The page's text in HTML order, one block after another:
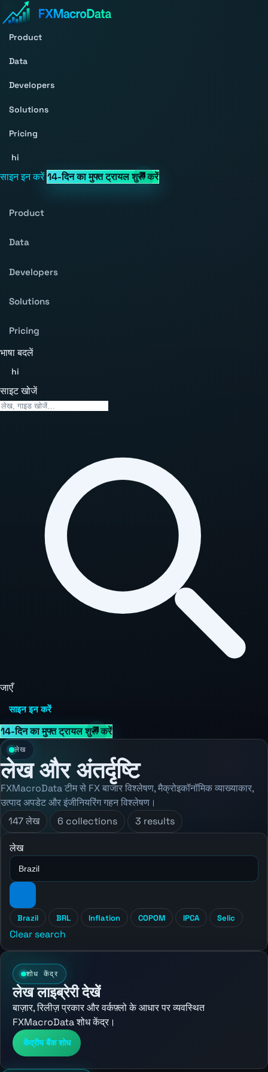
Product
Data
Developers
Solutions
Pricing
hi
साइन इन करें 14-दिन का मुफ्त ट्रायल शुरू करें
Product
Data
Developers
Solutions
Pricing
भाषा बदलें
hi
साइट खोजें
जाएँ
साइन इन करें
14-दिन का मुफ्त ट्रायल शुरू करें
लेख
लेख और अंतर्दृष्टि
FXMacroData टीम से FX बाजार विश्लेषण, मैक्रोइकॉनॉमिक व्याख्याकार,
उत्पाद अपडेट और इंजीनियरिंग गहन विश्लेषण।
147 लेख
6 collections 3 results
लेख
Brazil BRL Inflation COPOM IPCA Selic
Clear search
शोध केंद्र
लेख लाइब्रेरी देखें
बाज़ार, रिलीज़ प्रकार और वर्कफ़्लो के आधार पर व्यवस्थित
FXMacroData शोध केंद्र।
केंद्रीय बैंक शोध